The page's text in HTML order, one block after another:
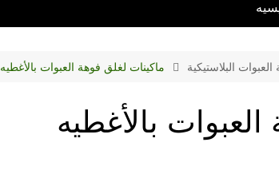
البلاستيكية ماكينات لغلق فوهة العبوات بالأغطيه
بالأغطيه